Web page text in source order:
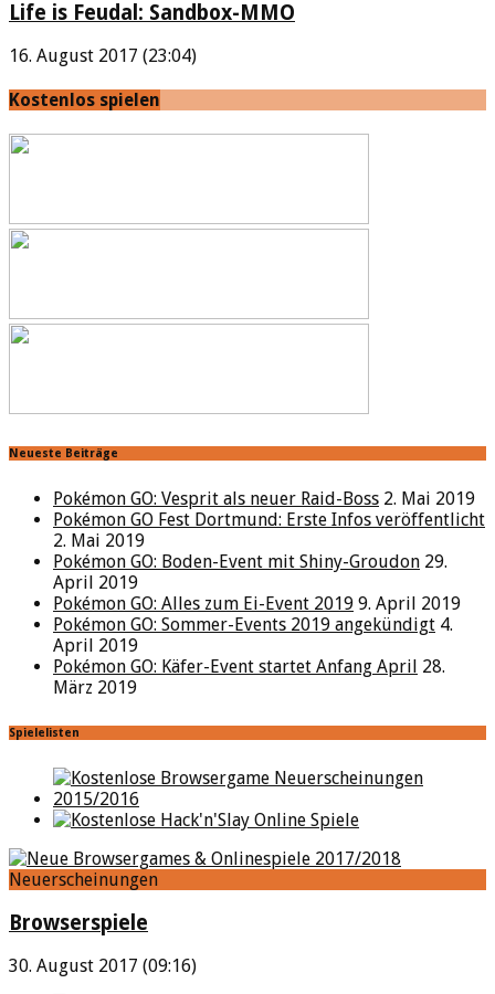
Life is Feudal: Sandbox-MMO
16. August 2017 (23:04)
Kostenlos spielen
Neueste Beiträge
Pokémon GO: Vesprit als neuer Raid-Boss 2. Mai 2019
Pokémon GO Fest Dortmund: Erste Infos veröffentlicht
2. Mai 2019
Pokémon GO: Boden-Event mit Shiny-Groudon 29.
April 2019
Pokémon GO: Alles zum Ei-Event 2019 9. April 2019
Pokémon GO: Sommer-Events 2019 angekündigt 4.
April 2019
Pokémon GO: Käfer-Event startet Anfang April 28.
März 2019
Spielelisten
Neuerscheinungen
Browserspiele
30. August 2017 (09:16)